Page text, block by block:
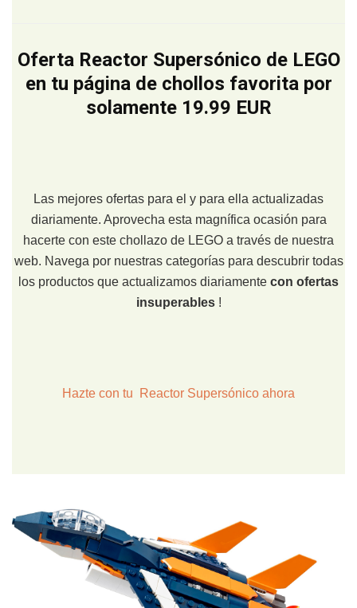
Oferta Reactor Supersónico de LEGO
en tu página de chollos favorita por
solamente 19.99 EUR
Las mejores ofertas para el y para ella actualizadas
diariamente. Aprovecha esta magnífica ocasión para
hacerte con este chollazo de LEGO a través de nuestra
web. Navega por nuestras categorías para descubrir todas
los productos que actualizamos diariamente con ofertas
insuperables!
Hazte con tu Reactor Supersónico ahora